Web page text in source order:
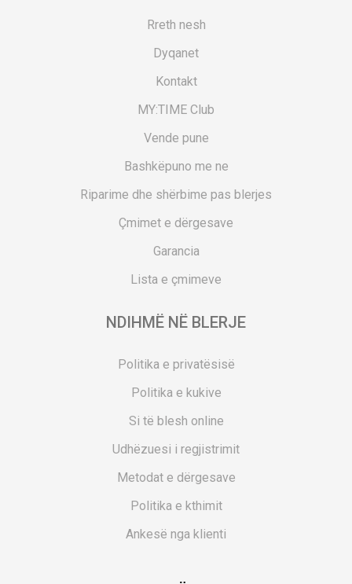
Rreth nesh
Dyqanet
Kontakt
MY:TIME Club
Vende pune
Bashkëpuno me ne
Riparime dhe shërbime pas blerjes
Çmimet e dërgesave
Garancia
Lista e çmimeve
NDIHMË NË BLERJE
Politika e privatësisë
Politika e kukive
Si të blesh online
Udhëzuesi i regjistrimit
Metodat e dërgesave
Politika e kthimit
Ankesë nga klienti